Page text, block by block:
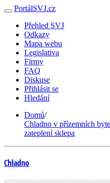
PortálSVJ.cz
Přehled SVJ
Odkazy
Mapa webu
Legislativa
Firmy
FAQ
Diskuse
Přihlásit se
Hledání
Domů/
Chladno v přízemních
zateplení sklepa
Chladno